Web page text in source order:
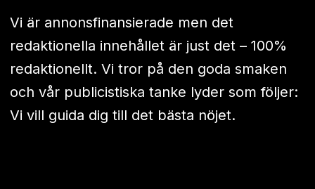
Vi är annonsfinansierade men det
redaktionella innehållet är just det – 100%
redaktionellt. Vi tror på den goda smaken
och vår publicistiska tanke lyder som följer:
Vi vill guida dig till det bästa nöjet.